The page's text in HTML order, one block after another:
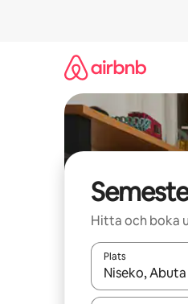
Hitta och boka
Plats
När resultaten